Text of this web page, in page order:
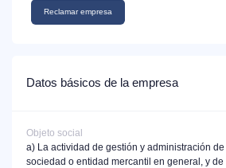
Reclamar empresa
Datos básicos de la empresa
Objeto social
a) La actividad de gestión y administración
sociedad o entidad mercantil en general, y